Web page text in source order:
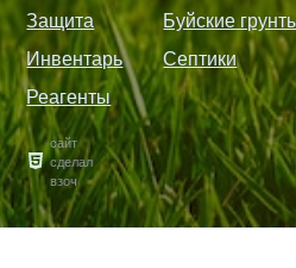
Защита
Буйские
Инвентарь
Септики
Реагенты
сайт
сделал
взоч